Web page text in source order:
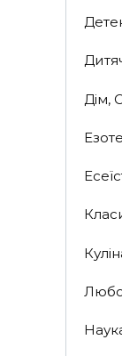
Дім,